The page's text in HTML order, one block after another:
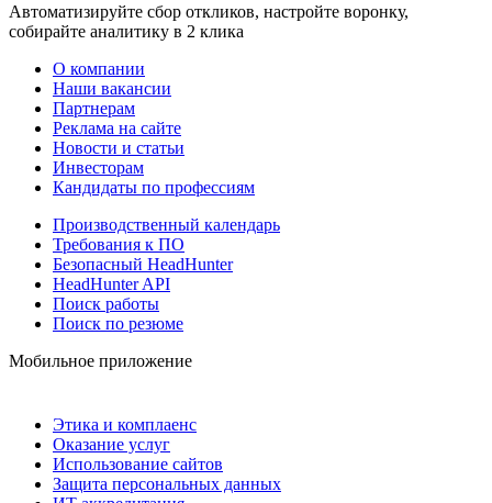
Автоматизируйте сбор откликов, настройте воронку,
собирайте аналитику в 2 клика
О компании
Наши вакансии
Партнерам
Реклама на сайте
Новости и статьи
Инвесторам
Кандидаты по профессиям
Производственный календарь
Требования к ПО
Безопасный HeadHunter
HeadHunter API
Поиск работы
Поиск по резюме
Мобильное приложение
Этика и комплаенс
Оказание услуг
Использование сайтов
Защита персональных данных